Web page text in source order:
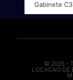
Gabinete
© 2025 -
LOCACAO DE